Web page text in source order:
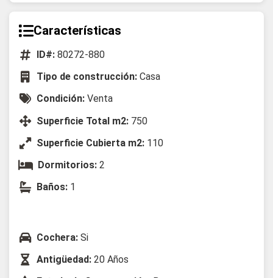
Características
ID#: 80272-880
Tipo de construcción: Casa
Condición: Venta
Superficie Total m2: 750
Superficie Cubierta m2: 110
Dormitorios: 2
Baños: 1
Cochera: Si
Antigüedad: 20 Años